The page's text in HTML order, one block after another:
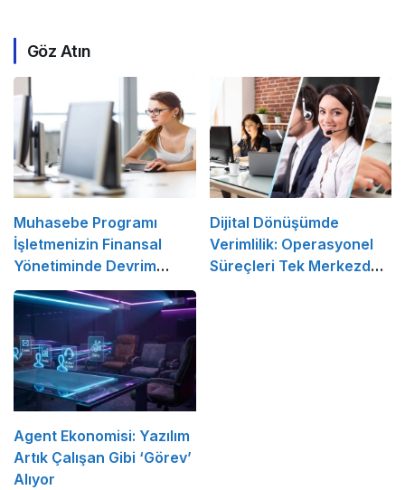
Göz Atın
Muhasebe Programı
İşletmenizin Finansal
Yönetiminde Devrim
Yaratacak Çözüm
Dijital Dönüşümde
Verimlilik: Operasyonel
Süreçleri Tek Merkezden
Agent Ekonomisi: Yazılım
Artık Çalışan Gibi ‘Görev’
Alıyor